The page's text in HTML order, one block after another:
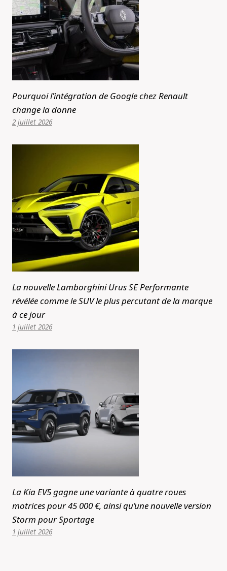
Pourquoi l’intégration de Google chez Renault
change la donne
2 juillet 2026
La nouvelle Lamborghini Urus SE Performante
révélée comme le SUV le plus percutant de la marque
à ce jour
1 juillet 2026
La Kia EV5 gagne une variante à quatre roues
motrices pour 45 000 €, ainsi qu’une nouvelle version
Storm pour Sportage
1 juillet 2026